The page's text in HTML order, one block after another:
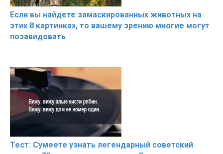
Если вы найдете замаскированных животных на
этих 8 картинках, то вашему зрению многие могут
позавидовать
Тест: Сумеете узнать легендарный советский